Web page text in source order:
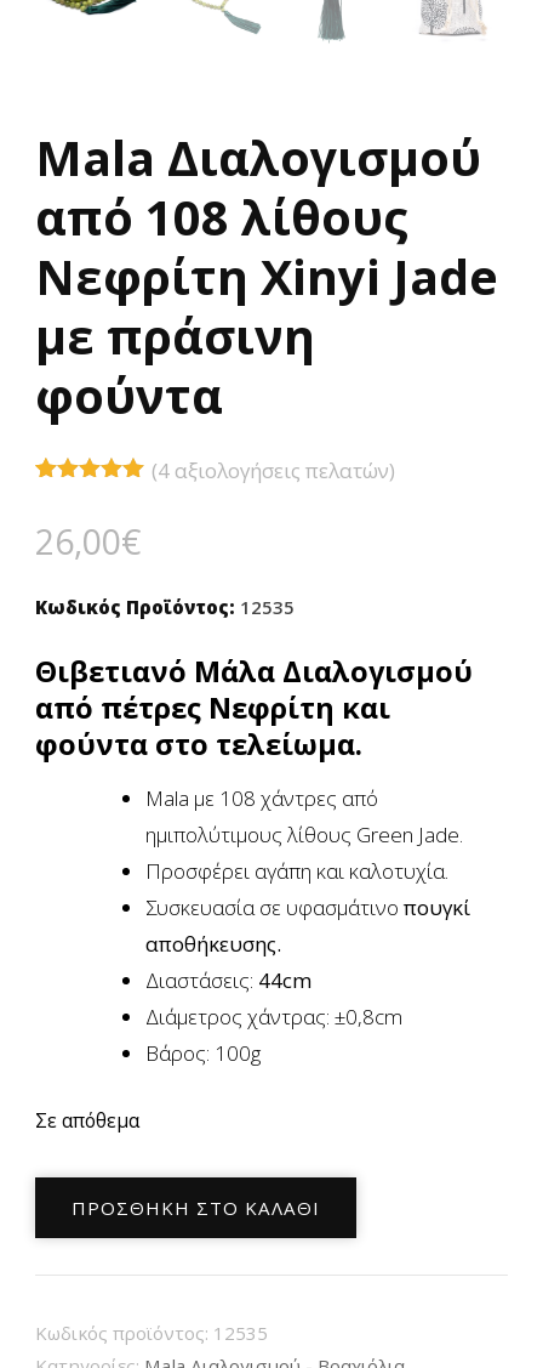
Mala Διαλογισμού
από 108 λίθους
Νεφρίτη Xinyi Jade
με πράσινη
φούντα
από 5 με
βάση
πελάτη
(4αξιολογήσεις πελατών)
26,00€
Κωδικός Προϊόντος: 12535
Θιβετιανό Μάλα Διαλογισμού
από πέτρες Νεφρίτη και
φούντα στο τελείωμα.
Mala με 108 χάντρες από
ημιπολύτιμους λίθους Green Jade.
Προσφέρει αγάπη και καλοτυχία.
Συσκευασία σε υφασμάτινο πουγκί
αποθήκευσης.
Διαστάσεις: 44cm
Διάμετρος χάντρας: ±0,8cm
Βάρος: 100g
Σε απόθεμα
Mala
Διαλογισμού
λίθους
ΠΡΟΣΘΉΚΗ ΣΤΟ ΚΑΛΆΘΙ
Κωδικός προϊόντος: 12535